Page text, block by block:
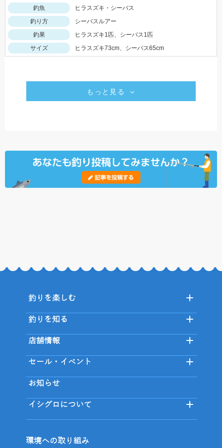
釣魚
ヒラスズキ・シーバス
釣り方
シーバスルアー
釣果
ヒラスズキ1匹、シーバス1匹
サイズ
ヒラスズキ73cm、シーバス65cm
もっと見る
釣りを楽しむ
釣りを知る
店舗情報
セール・イベント
お知らせ
イシグロについて
環境への取り組み